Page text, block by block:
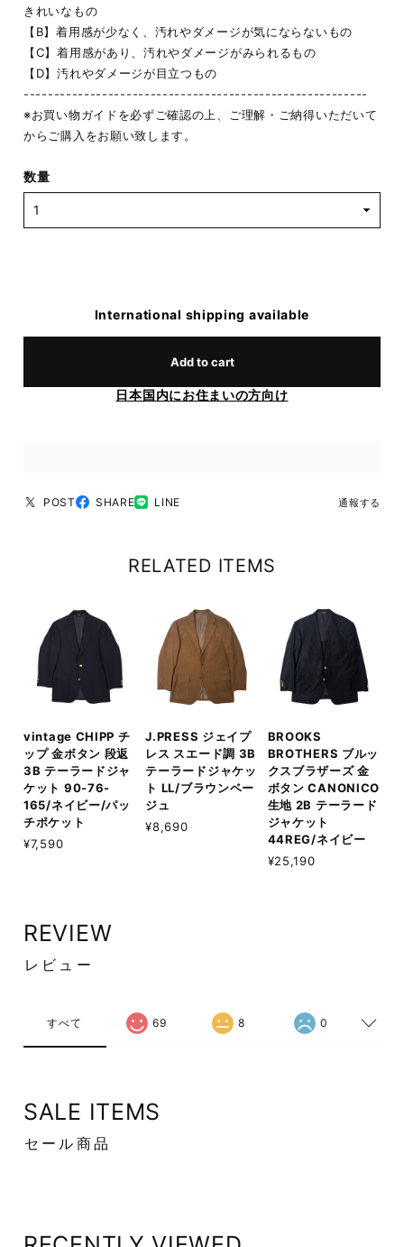
きれいなもの
【B】着用感が少なく、汚れやダメージが気にならないもの
【C】着用感があり、汚れやダメージがみられるもの
【D】汚れやダメージが目立つもの
---------------------------------------------------------
※お買い物ガイドを必ずご確認の上、ご理解・ご納得いただいて
からご購入をお願い致します。
数量
International shipping available
Add to cart
日本国内にお住まいの方向け
POST SHARE LINE 通報する
RELATED ITEMS
vintage CHIPP チ
ップ 金ボタン 段返
3B テーラードジャ
ケット 90-76-
165/ネイビー/パッ
チポケット
¥7,590
J.PRESS ジェイプ
レス スエード調 3B
テーラードジャケッ
ト LL/ブラウンベー
ジュ
¥8,690
BROOKS
BROTHERS ブルッ
クスブラザーズ 金
ボタン CANONICO
生地 2B テーラード
ジャケット
44REG/ネイビー
¥25,190
REVIEW
レビュー
すべて 69 8 0
SALE ITEMS
セール商品